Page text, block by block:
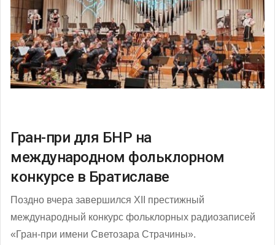
Гран-при для БНР на
международном фольклорном
конкурсе в Братиславе
Поздно вчера завершился ХІІ престижный
международный конкурс фольклорных радиозаписей
«Гран-при имени Светозара Страчины».